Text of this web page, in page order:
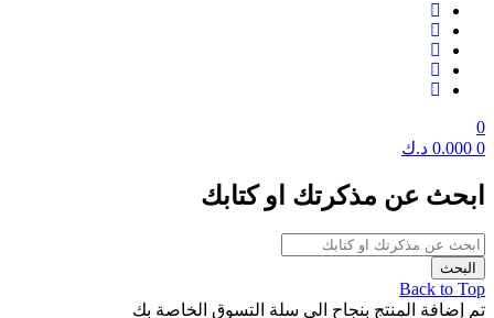
0
0
0.000 د.ك
ابحث عن مذكرتك او كتابك
Back to Top
تم إضافة المنتج بنجاح الي سلة التسوق الخاصة بك